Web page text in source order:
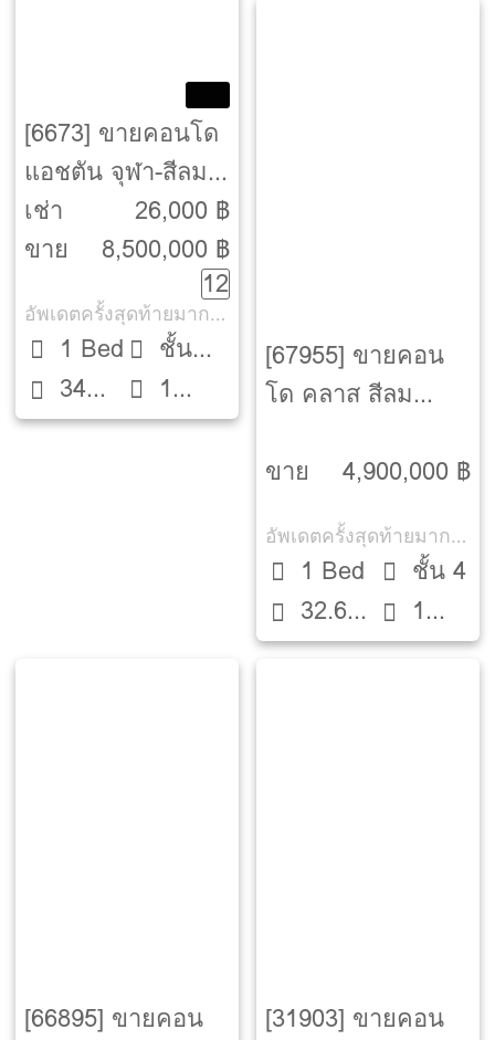
[6673] ขายคอนโด
แอชตัน จุฬา-สีลม
[Ashton Chula-
Silom]
เช่า
26,000 ฿
ขาย
8,500,000 ฿
12
อัพเดตครั้งสุดท้ายมากกว่า 30 วัน
1 Bed
34
ตรม.
ชั้น
12A1
ห้องน้ำ
[67955] ขายคอน
โด คลาส สีลม
ขาย
4,900,000 ฿
อัพเดตครั้งสุดท้ายมากกว่า 30 วัน
1 Bed
32.62
ตรม.
ชั้น 4
1
ห้องน้ำ
[66895] ขายคอน
[31903] ขายคอน